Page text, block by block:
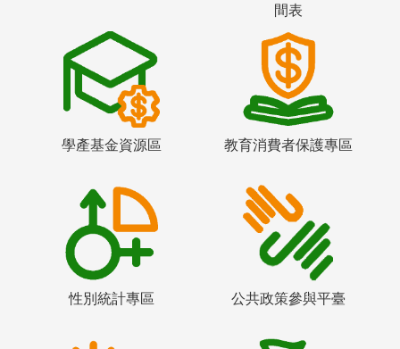
間表
學產基金資源區 教育消費者保護專區
性別統計專區 公共政策參與平臺